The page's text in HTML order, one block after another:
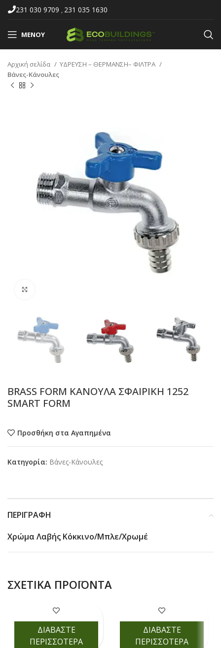
231 030 9709 , 231 035 1630
ΜΕΝΟΎ
Αρχική σελίδα
ΥΔΡΕΥΣΗ – ΘΕΡΜΑΝΣΗ– ΦΙΛΤΡΑ
Βάνες-Κάνουλες
BRASS FORM ΚΑΝΟΥΛΑ ΣΦΑΙΡΙΚΗ 1252
SMART FORM
Προσθήκη στα Αγαπημένα
Κατηγορία: Βάνες-Κάνουλες
ΠΕΡΙΓΡΑΦΉ
Χρώμα Λαβής Κόκκινο/Μπλε/Χρωμέ
ΣΧΕΤΙΚΆ ΠΡΟΪΌΝΤΑ
ΔΙΑΒΑΣΤΕ
ΠΕΡΙΣΣΟΤΕΡΑ
ΔΙΑΒΑΣΤΕ
ΠΕΡΙΣΣΟΤΕΡΑ